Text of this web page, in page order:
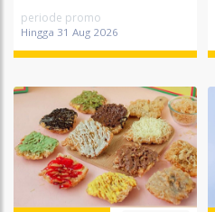
periode promo
Hingga 31 Aug 2026